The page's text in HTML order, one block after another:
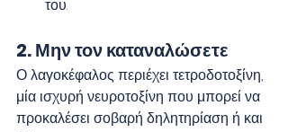
του.
2. Μην τον καταναλώσετε
Ο λαγοκέφαλος περιέχει τετροδοτοξίνη,
μία ισχυρή νευροτοξίνη που μπορεί να
προκαλέσει σοβαρή δηλητηρίαση ή και